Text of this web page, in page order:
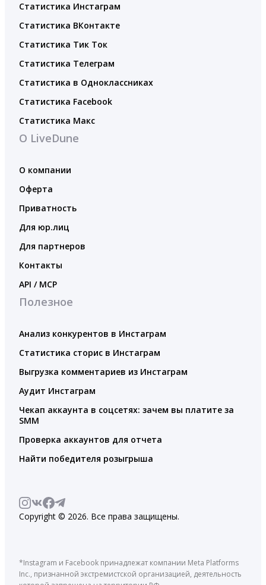
Статистика Инстаграм
Статистика ВКонтакте
Статистика Тик Ток
Статистика Телеграм
Статистика в Одноклассниках
Статистика Facebook
Статистика Макс
О LiveDune
О компании
Оферта
Приватность
Для юр.лиц
Для партнеров
Контакты
API / MCP
Полезное
Анализ конкурентов в Инстаграм
Статистика сторис в Инстаграм
Выгрузка комментариев из Инстаграм
Аудит Инстаграм
Чекап аккаунта в соцсетях: зачем вы платите за
SMM
Проверка аккаунтов для отчета
Найти победителя розыгрыша
Copyright © 2026. Все права защищены.
*Instagram и Facebook принадлежат компании Meta Platforms
Inc., признанной экстремистской организацией, деятельность